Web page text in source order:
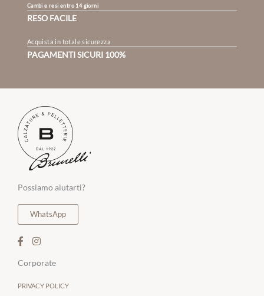
Cambi e resi entro 14 giorni
RESO FACILE
Acquista in totale sicurezza
PAGAMENTI SICURI 100%
Possiamo aiutarti?
WhatsApp
Corporate
PRIVACY POLICY